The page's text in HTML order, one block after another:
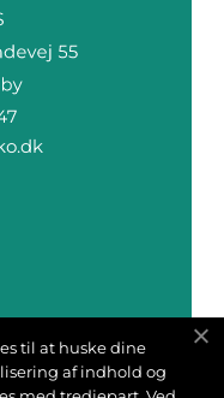
til at huske dine
af indhold og